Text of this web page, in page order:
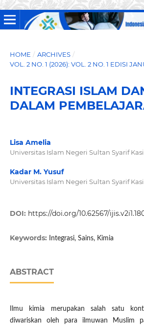
HOME / ARCHIVES /
VOL. 2 NO. 1 (2026): VOL. 2 NO. 1 EDISI
INTEGRASI ISLAM
DALAM
Lisa Amelia
Universitas Islam Negeri Sultan Syarif
Kadar M. Yusuf
Universitas Islam Negeri Sultan Syarif
DOI: https://doi.org/10.62567/
Keywords: Integrasi, Sains, Kimia
ABSTRACT
Ilmu kimia merupakan salah satu
diwariskan oleh para ilmuwan Muslim